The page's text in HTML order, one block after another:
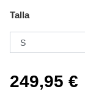
Talla
249,95 €